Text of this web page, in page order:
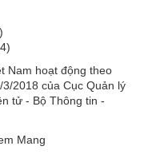
Nam hoạt động theo
2018 của Cục Quản lý
tử - Bộ Thông tin -